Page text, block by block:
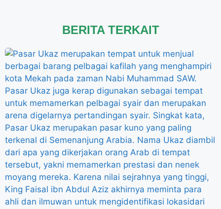
BERITA TERKAIT